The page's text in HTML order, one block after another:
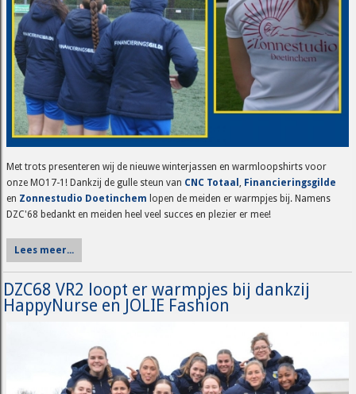
Met trots presenteren wij de nieuwe winterjassen en warmloopshirts voor
onze MO17-1! Dankzij de gulle steun van CNC Totaal, Financieringsgilde
en Zonnestudio Doetinchem lopen de meiden er warmpjes bij. Namens
DZC'68 bedankt en meiden heel veel succes en plezier er mee!
Lees meer...
DZC68 VR2 loopt er warmpjes bij dankzij
HappyNurse en JOLIE Fashion